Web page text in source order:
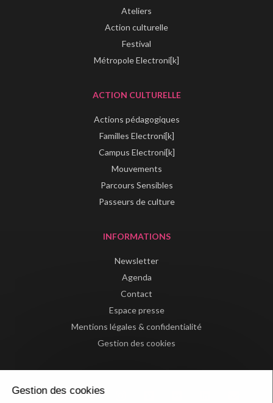
Ateliers
Action culturelle
Festival
Métropole Electroni[k]
ACTION CULTURELLE
Actions pédagogiques
Familles Electroni[k]
Campus Electroni[k]
Mouvements
Parcours Sensibles
Passeurs de culture
INFORMATIONS
Newsletter
Agenda
Contact
Espace presse
Mentions légales & confidentialité
Gestion des cookies
Gestion des cookies